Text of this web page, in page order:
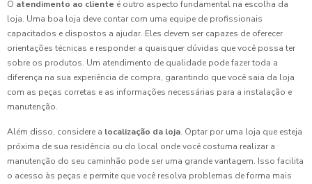
O atendimento ao cliente é outro aspecto fundamental na escolha da
loja. Uma boa loja deve contar com uma equipe de profissionais
capacitados e dispostos a ajudar. Eles devem ser capazes de oferecer
orientações técnicas e responder a quaisquer dúvidas que você possa ter
sobre os produtos. Um atendimento de qualidade pode fazer toda a
diferença na sua experiência de compra, garantindo que você saia da loja
com as peças corretas e as informações necessárias para a instalação e
manutenção.
Além disso, considere a localização da loja. Optar por uma loja que esteja
próxima de sua residência ou do local onde você costuma realizar a
manutenção do seu caminhão pode ser uma grande vantagem. Isso facilita
o acesso às peças e permite que você resolva problemas de forma mais